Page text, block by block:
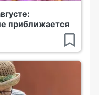
приближается